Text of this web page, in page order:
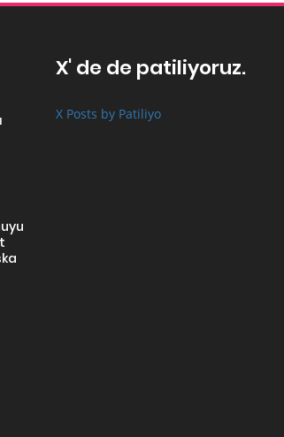
X' de de patiliyoruz.
X Posts by Patiliyo